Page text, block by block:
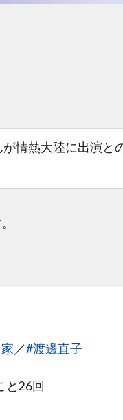
情熱大陸に出演と
／#渡邊直子
と26回